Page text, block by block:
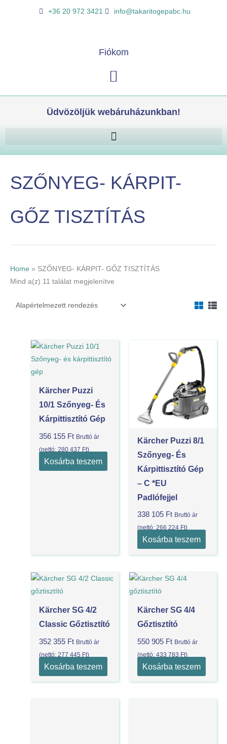
+36 20 972 3421 info@takaritogepabc.hu
Fiókom
Kosár
Üdvözöljük webáruházunkban!
SZŐNYEG- KÁRPIT-
GŐZ TISZTÍTÁS
Home » SZŐNYEG- KÁRPIT- GŐZ TISZTÍTÁS
Mind a(z) 11 találat megjelenítve
Kärcher Puzzi
10/1 Szőnyeg- És
Kárpittisztító Gép
356 155 Ft Bruttó ár
(nettó:280 437 Ft)
Kosárba teszem
Kärcher Puzzi 8/1
Szőnyeg- És
Kárpittisztító Gép
– C *EU
Padlófejjel
338 105 Ft Bruttó ár
(nettó: 266 224 Ft)
Kosárba teszem
Kärcher SG 4/2
Classic Gőztisztító
352 355 Ft Bruttó ár
(nettó:277 445 Ft)
Kosárba teszem
Kärcher SG 4/4
Gőztisztító
550 905 Ft Bruttó ár
(nettó: 433 783 Ft)
Kosárba teszem